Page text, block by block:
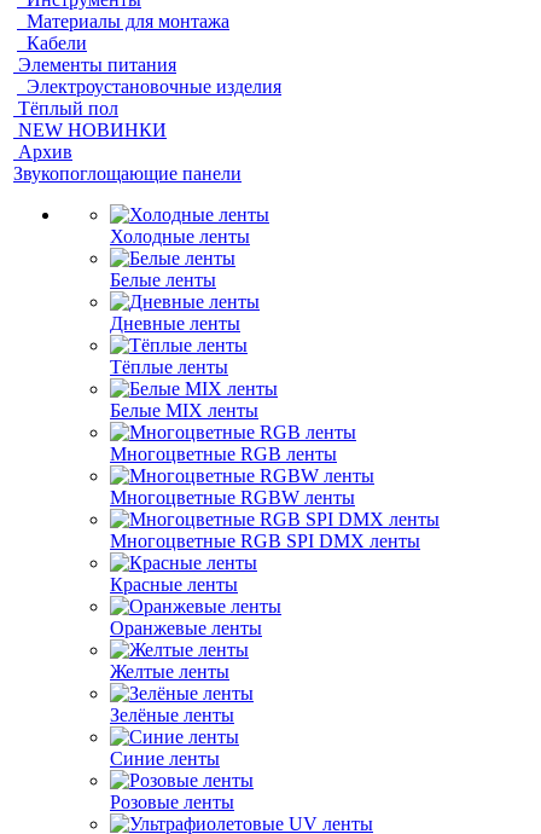
Материалы для монтажа
Кабели
Элементы питания
Электроустановочные изделия
Тёплый пол
NEW НОВИНКИ
Архив
Звукопоглощающие панели
Холодные ленты
Белые ленты
Дневные ленты
Тёплые ленты
Белые MIX ленты
Многоцветные RGB ленты
Многоцветные RGBW ленты
Многоцветные RGB SPI DMX ленты
Красные ленты
Оранжевые ленты
Желтые ленты
Зелёные ленты
Синие ленты
Розовые ленты